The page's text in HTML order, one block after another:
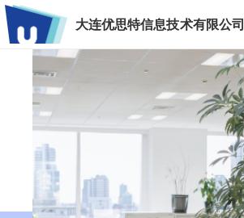
大连优思特信息技术有限公司